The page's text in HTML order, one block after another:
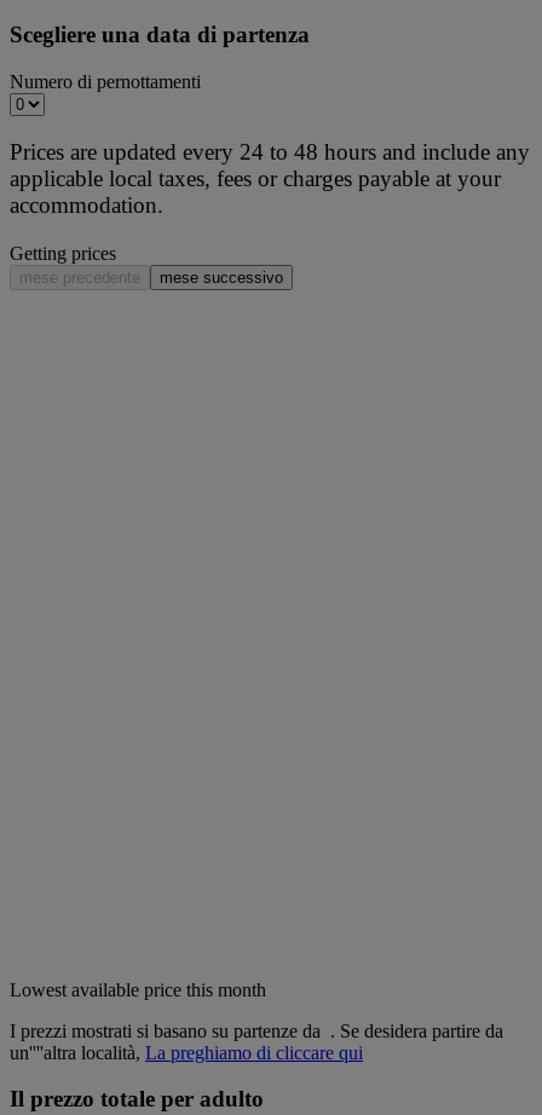
Scegliere una data di partenza
Numero di pernottamenti
Prices are updated every 24 to 48 hours and include any
applicable local taxes, fees or charges payable at your
accommodation.
Getting prices
mese precedente mese successivo
Lowest available price this month
I prezzi mostrati si basano su partenze da . Se desidera partire da
un''''altra località, La preghiamo di cliccare qui
Il prezzo totale per adulto